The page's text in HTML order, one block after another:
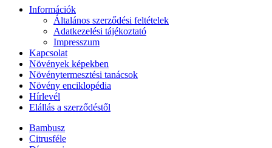
Információk
Általános szerződési feltételek
Adatkezelési tájékoztató
Impresszum
Kapcsolat
Növények képekben
Növénytermesztési tanácsok
Növény enciklopédia
Hírlevél
Elállás a szerződéstől
Bambusz
Citrusféle